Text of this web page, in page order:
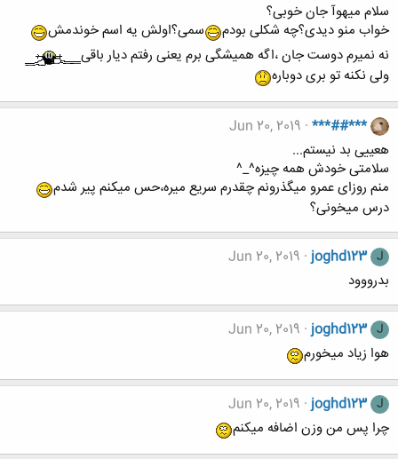
سلام میهوآ جان خوبی؟
خواب منو دیدی؟چه شکلی بودم
سمی؟اولش یه اسم خوندمش
نه نمیرم دوست جان ،اگه همیشگی برم یعنی رفتم دیار باقی
ولی نکنه تو بری دوباره
***##***
Jun 20, 2019
هعییی بد نیستم...
سلامتی خودش همه چیزه^_^
منم روزای عمرو میگذرونم چقدرم سریع میره،حس میکنم پیر شدم
درس میخونی؟
J
joghd123
Jun 20, 2019
بدرووود
J
joghd123
Jun 20, 2019
هوا زیاد میخورم
J
joghd123
Jun 20, 2019
چرا پس من وزن اضافه میکنم